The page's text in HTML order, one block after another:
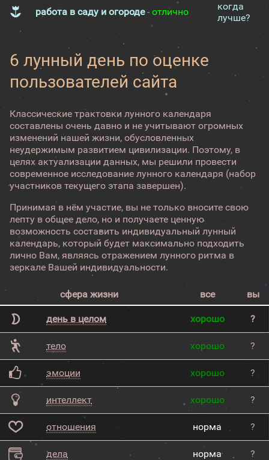
работа в саду и огороде- отлично
когда
лучше?
6 лунный день по оценке
пользователей сайта
Классические трактовки лунного календаря
составлены очень давно и не учитывают огромных
изменений нашей жизни, обусловленных
неудержимым развитием цивилизации. Поэтому, в
целях актуализации данных, мы решили провести
современное исследование лунного календаря (набор
участников текущего этапа завершен).
Принимая в нём участие, вы не только вносите свою
лепту в общее дело, но и получаете ценную
возможность составить индивидуальный лунный
календарь, который будет максимально подходить
лично Вам, являясь отражением лунного ритма в
зеркале Вашей индивидуальности.
сфера жизни все вы
день в целом хорошо ?
тело хорошо ?
эмоции хорошо ?
интеллект хорошо ?
отношения норма ?
дела норма ?